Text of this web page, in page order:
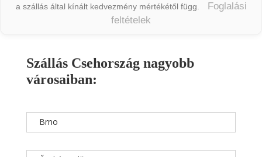
a szállás által kínált kedvezmény mértékétől függ.
Foglalási
feltételek
Szállás Csehország nagyobb
városaiban:
Brno